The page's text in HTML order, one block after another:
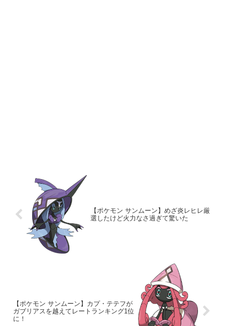
【ポケモン サンムーン】めざ炎レヒレ厳
選したけど火力なさ過ぎて驚いた
【ポケモン サンムーン】カプ・テテフが
ガブリアスを越えてレートランキング1位
に！